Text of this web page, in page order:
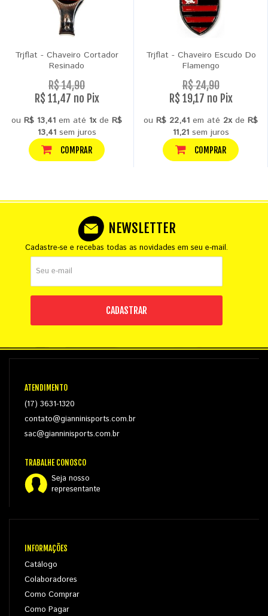
Trjflat - Chaveiro Cortador
Resinado
R$ 14,90
R$ 11,47 no Pix
ou R$ 13,41 em até 1xde R$
13,41sem juros
COMPRAR
Trjflat - Chaveiro Escudo Do
Flamengo
R$ 24,90
R$ 19,17 no Pix
ou R$ 22,41 em até 2xde R$
11,21sem juros
COMPRAR
NEWSLETTER
Cadastre-se e recebas todas as novidades em seu e-mail.
CADASTRAR
ATENDIMENTO
(17) 3631-1320
contato@gianninisports.com.br
sac@gianninisports.com.br
TRABALHE CONOSCO
Seja nosso
representante
INFORMAÇÕES
Catálogo
Colaboradores
Como Comprar
Como Pagar